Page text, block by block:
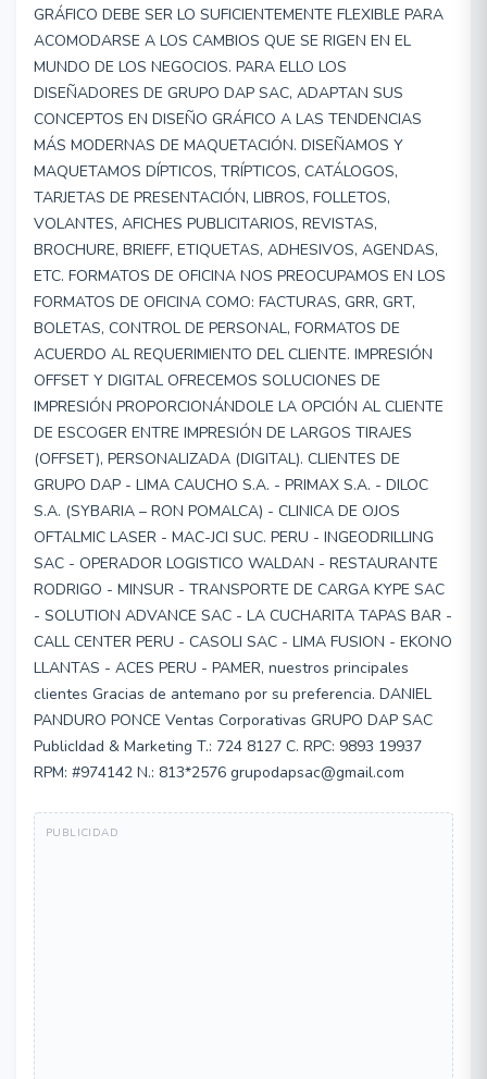
GRÁFICO DEBE SER LO SUFICIENTEMENTE FLEXIBLE PARA
ACOMODARSE A LOS CAMBIOS QUE SE RIGEN EN EL
MUNDO DE LOS NEGOCIOS. PARA ELLO LOS
DISEÑADORES DE GRUPO DAP SAC, ADAPTAN SUS
CONCEPTOS EN DISEÑO GRÁFICO A LAS TENDENCIAS
MÁS MODERNAS DE MAQUETACIÓN. DISEÑAMOS Y
MAQUETAMOS DÍPTICOS, TRÍPTICOS, CATÁLOGOS,
TARJETAS DE PRESENTACIÓN, LIBROS, FOLLETOS,
VOLANTES, AFICHES PUBLICITARIOS, REVISTAS,
BROCHURE, BRIEFF, ETIQUETAS, ADHESIVOS, AGENDAS,
ETC. FORMATOS DE OFICINA NOS PREOCUPAMOS EN LOS
FORMATOS DE OFICINA COMO: FACTURAS, GRR, GRT,
BOLETAS, CONTROL DE PERSONAL, FORMATOS DE
ACUERDO AL REQUERIMIENTO DEL CLIENTE. IMPRESIÓN
OFFSET Y DIGITAL OFRECEMOS SOLUCIONES DE
IMPRESIÓN PROPORCIONÁNDOLE LA OPCIÓN AL CLIENTE
DE ESCOGER ENTRE IMPRESIÓN DE LARGOS TIRAJES
(OFFSET), PERSONALIZADA (DIGITAL). CLIENTES DE
GRUPO DAP - LIMA CAUCHO S.A. - PRIMAX S.A. - DILOC
S.A. (SYBARIA – RON POMALCA) - CLINICA DE OJOS
OFTALMIC LASER - MAC-JCI SUC. PERU - INGEODRILLING
SAC - OPERADOR LOGISTICO WALDAN - RESTAURANTE
RODRIGO - MINSUR - TRANSPORTE DE CARGA KYPE SAC
- SOLUTION ADVANCE SAC - LA CUCHARITA TAPAS BAR -
CALL CENTER PERU - CASOLI SAC - LIMA FUSION - EKONO
LLANTAS - ACES PERU - PAMER, nuestros principales
clientes Gracias de antemano por su preferencia. DANIEL
PANDURO PONCE Ventas Corporativas GRUPO DAP SAC
PublicIdad & Marketing T.: 724 8127 C. RPC: 9893 19937
RPM: #974142 N.: 813*2576 grupodapsac@gmail.com